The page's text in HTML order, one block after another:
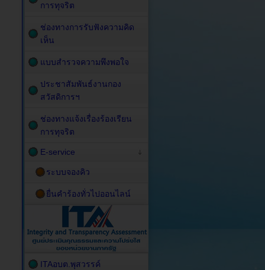
การทุจริต
ช่องทางการรับฟังความคิด
เห็น
แบบสำรวจความพึงพอใจ
ประชาสัมพันธ์งานกอง
สวัสดิการฯ
ช่องทางแจ้งเรื่องร้องเรียน
การทุจริต
E-service
ระบบจองคิว
ยื่นคำร้องทั่วไปออนไลน์
ITAอบต.พุสวรรค์